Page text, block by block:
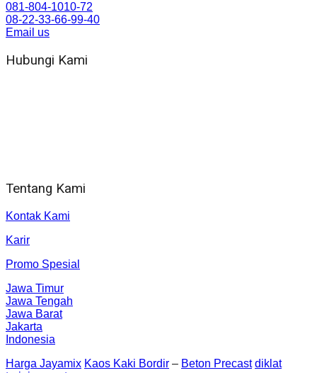
081-804-1010-72
08-22-33-66-99-40
Email us
Hubungi Kami
Tentang Kami
Kontak Kami
Karir
Promo Spesial
Jawa Timur
Jawa Tengah
Jawa Barat
Jakarta
Indonesia
Harga Jayamix Kaos Kaki Bordir – Beton Precast diklat